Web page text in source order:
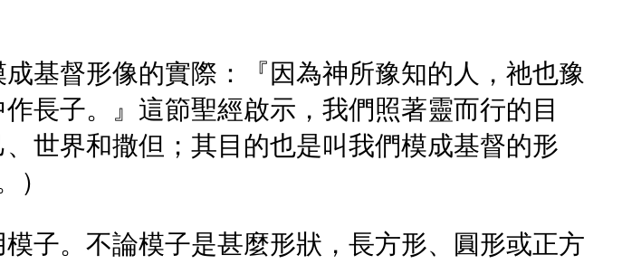
基督形像的實際：『因為神所豫知的人，祂也豫
長子。』這節聖經啟示，我們照著靈而行的目
世界和撒但；其目的也是叫我們模成基督的形
）
子。不論模子是甚麼形狀，長方形、圓形或正方